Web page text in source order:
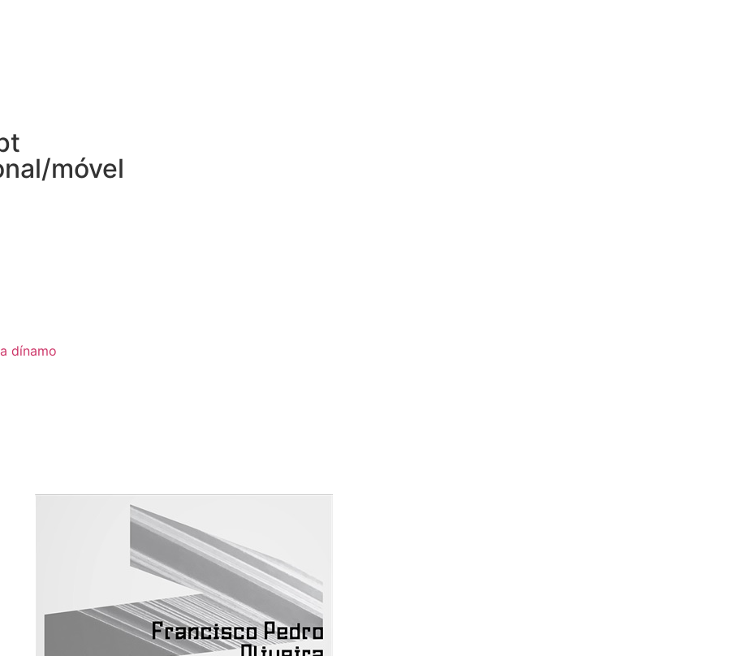
móvel
dínamo